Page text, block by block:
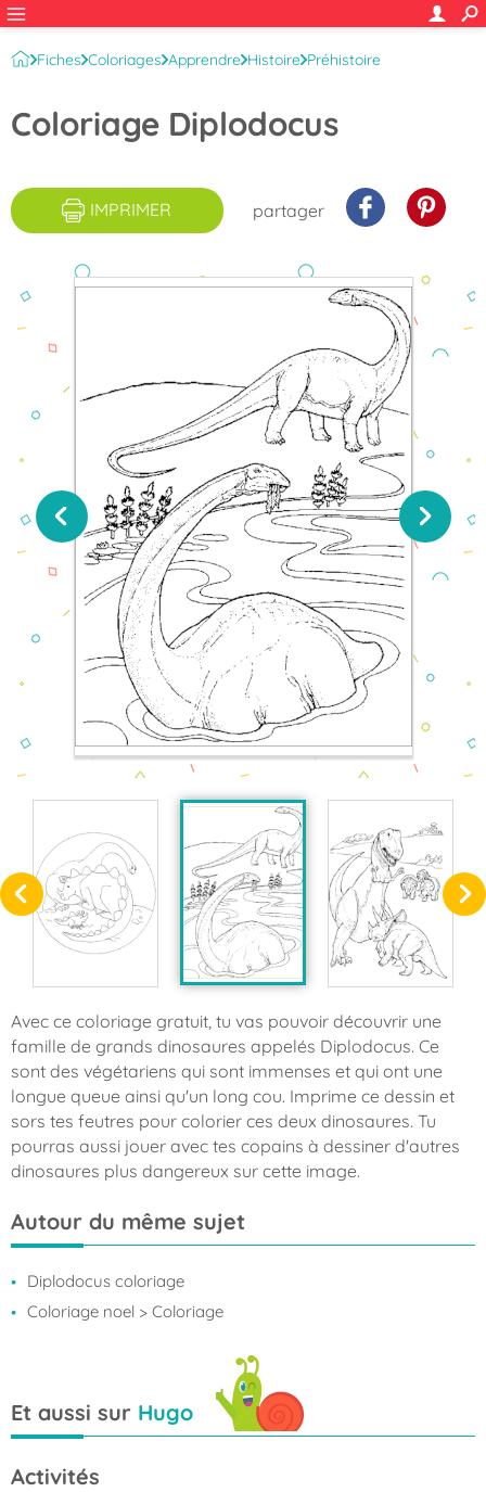
Fiches Coloriages Apprendre Histoire Préhistoire
Coloriage Diplodocus
IMPRIMER partager
Avec ce coloriage gratuit, tu vas pouvoir découvrir une
famille de grands dinosaures appelés Diplodocus. Ce
sont des végétariens qui sont immenses et qui ont une
longue queue ainsi qu'un long cou. Imprime ce dessin et
sors tes feutres pour colorier ces deux dinosaures. Tu
pourras aussi jouer avec tes copains à dessiner d'autres
dinosaures plus dangereux sur cette image.
Autour du même sujet
Diplodocus coloriage
Coloriage noel > Coloriage
Et aussi sur Hugo
Activités